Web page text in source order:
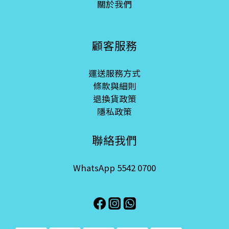
關於我們
顧客服務
運送服務方式
條款與細則
退換貨政策
隱私政策
聯絡我們
WhatsApp 5542 0700